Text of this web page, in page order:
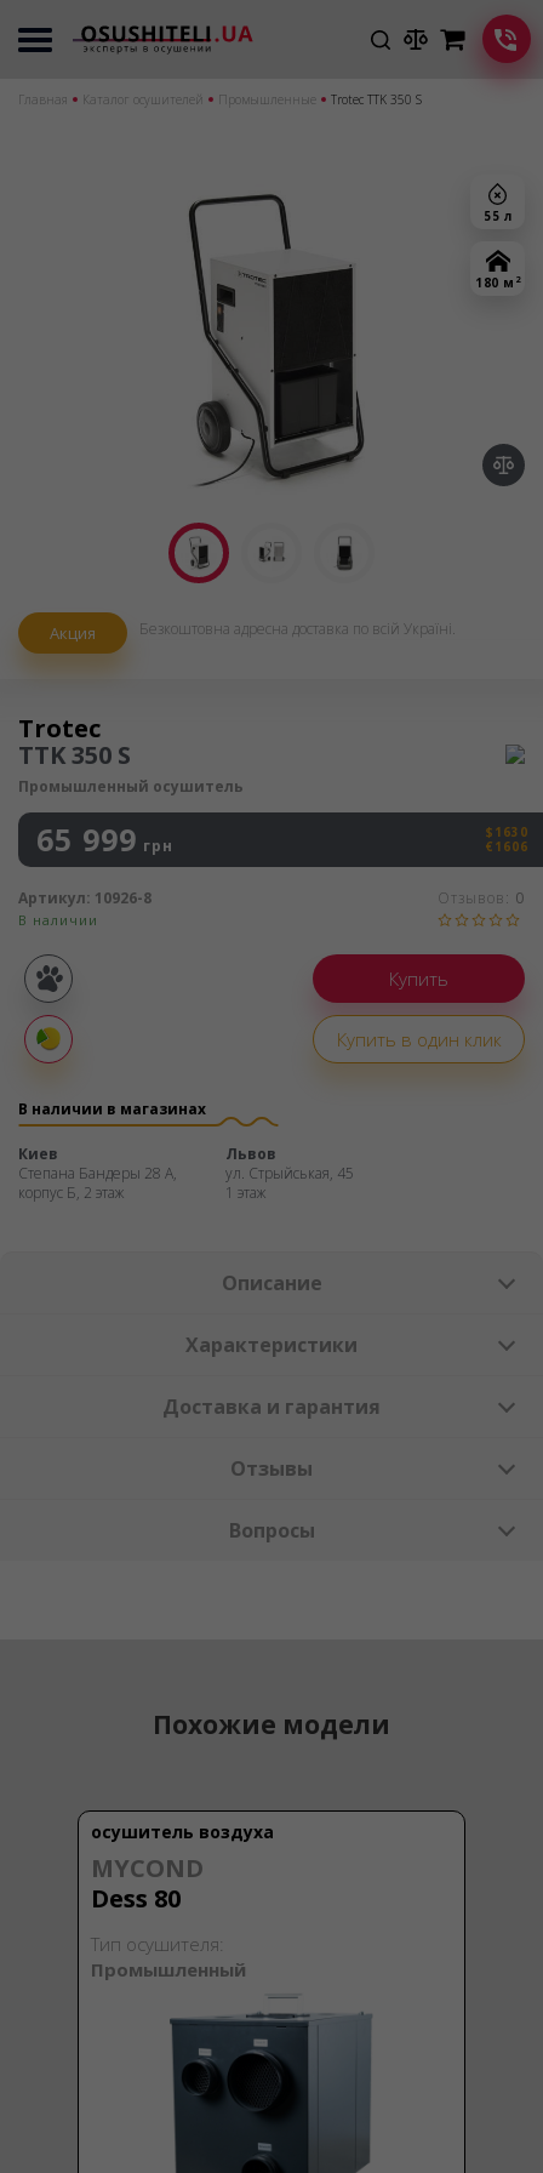
Главная Каталог осушителей Промышленные Trotec TTK 350 S
55 л
180 м 2
Акция Безкоштовна адресна доставка по всій Україні.
Осушитель воздуха
Trotec
TTK 350 S
Промышленный осушитель
65 999 грн
$1630
€1606
В наличии
Отзывов: 0
Артикул: 10926-8
Купить в один клик
Покупка
частями
В наличии в магазинах
Киев
Степана Бандеры 28 А,
корпус Б, 2 этаж
Львов
ул. Стрыйськая, 45
1 этаж
Описание
Характеристики
Доставка и гарантия
Отзывы
Вопросы
Похожие модели
осушитель воздуха
MYCOND
Dess 80
Тип осушителя:
Промышленный